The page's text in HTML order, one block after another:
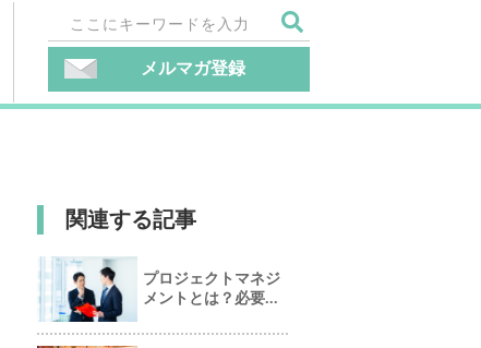
メルマガ登録
関連する記事
プロジェクトマネジ
メントとは？必要...